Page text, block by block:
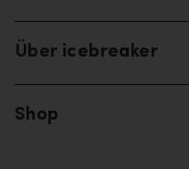
Über icebreaker
Shop